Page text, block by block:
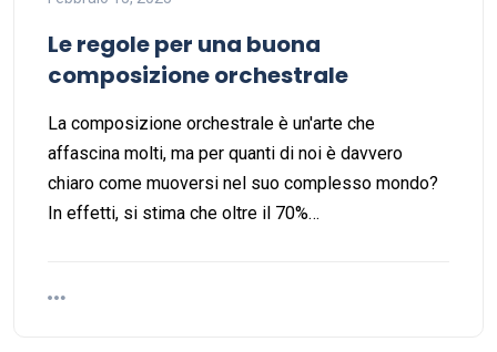
Le regole per una buona
composizione orchestrale
La composizione orchestrale è un'arte che
affascina molti, ma per quanti di noi è davvero
chiaro come muoversi nel suo complesso mondo?
In effetti, si stima che oltre il 70%…